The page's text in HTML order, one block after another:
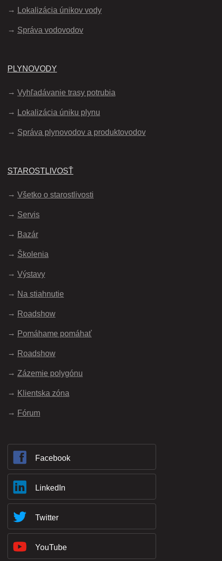
Lokalizácia únikov vody
Správa vodovodov
PLYNOVODY
Vyhľadávanie trasy potrubia
Lokalizácia úniku plynu
Správa plynovodov a produktovodov
STAROSTLIVOSŤ
Všetko o starostlivosti
Servis
Bazár
Školenia
Výstavy
Na stiahnutie
Roadshow
Pomáhame pomáhať
Roadshow
Zázemie polygónu
Klientska zóna
Fórum
Facebook
LinkedIn
Twitter
YouTube